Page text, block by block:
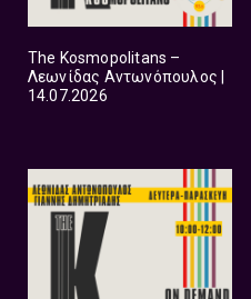
The Kosmopolitans –
Λεωνίδας Αντωνόπουλος |
14.07.2026